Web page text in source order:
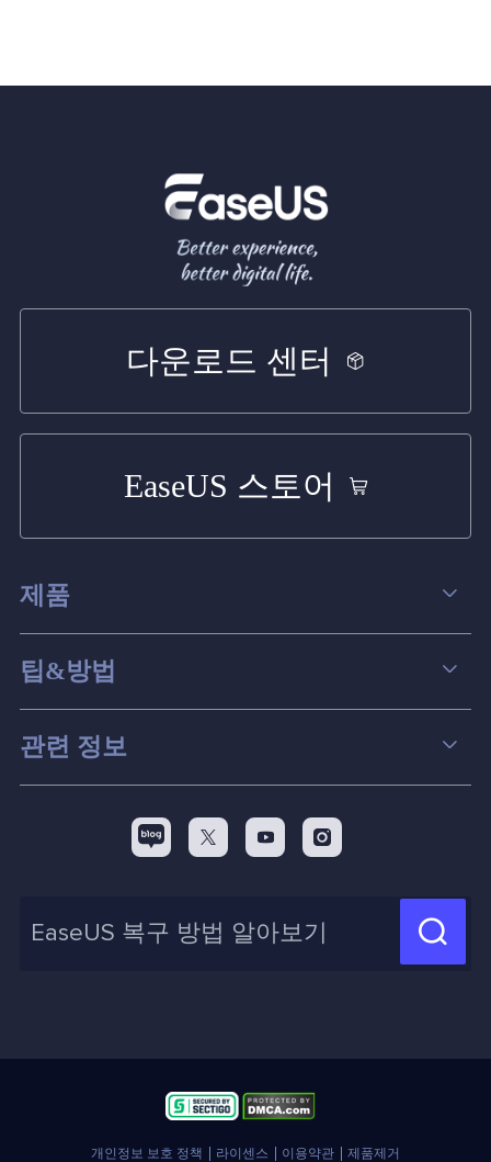
다운로드 센터
EaseUS 스토어
제품
데이터 복구
파티션 관리
스크린 레코더
백업&복원
신제품 New
팁&방법
컴퓨터 데이터 복구 팁
맥 데이터 복구 팁
디스크 파티션 팁
화면 녹화 팁
인사이트 보고서
관련 정보
리셀러
  

개인정보 보호 정책 라이센스 이용약관 제품제거